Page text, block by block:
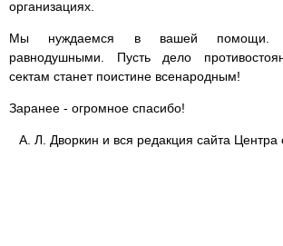
организациях.
Мы нуждаемся в вашей помощи.
равнодушными. Пусть дело
сектам станет поистине всенародным!
Заранее - огромное спасибо!
А. Л. Дворкин и вся редакция сайта